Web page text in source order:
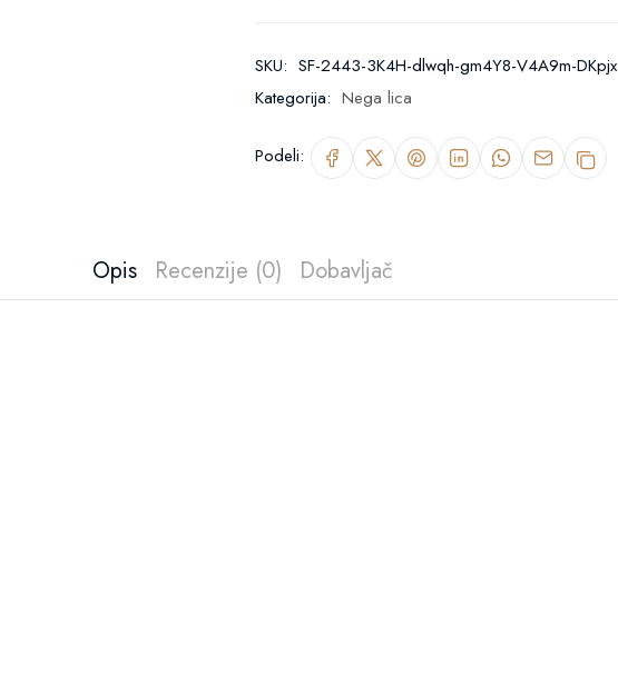
SKU: SF-2443-3K4H-dlwqh-gm4Y8-V4A9m-DKpjx
Kategorija: Nega lica
Podeli:
Opis Recenzije (0) Dobavljač